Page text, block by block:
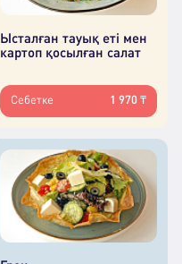
Ысталған тауық еті мен
картоп қосылған салат
Себетке 1 970 ₸